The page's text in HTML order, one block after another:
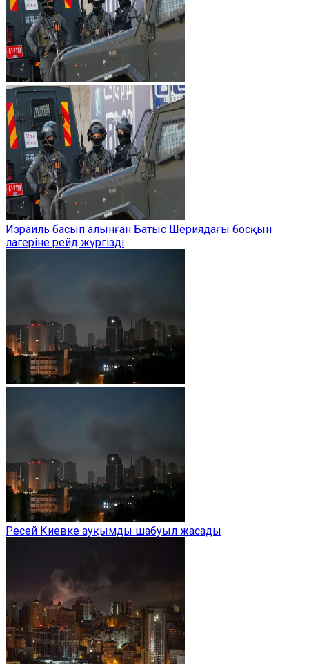
Израиль басып алынған Батыс Шериядағы босқын
лагеріне рейд жүргізді
Ресей Киевке ауқымды шабуыл жасады